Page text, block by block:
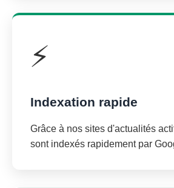
⚡
Indexation rapide
Grâce à nos sites d'actualités
sont indexés rapidement par